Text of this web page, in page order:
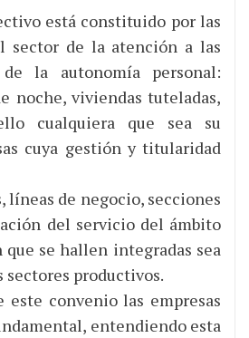
está constituido por las
sector de la atención a las
la autonomía personal:
noche, viviendas tuteladas,
cualquiera que sea su
cuya gestión y titularidad
de negocio, secciones
del servicio del ámbito
se hallen integradas sea
productivos.
convenio las empresas
entendiendo esta